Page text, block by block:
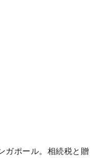
ガポール。相続税と贈